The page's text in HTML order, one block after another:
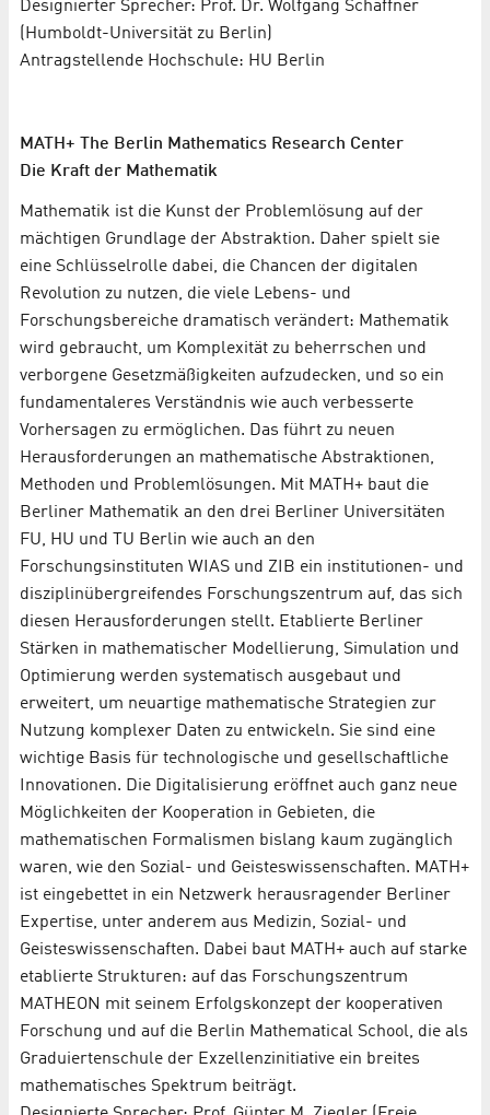
Designierter Sprecher: Prof. Dr. Wolfgang Schäffner
(Humboldt-Universität zu Berlin)
Antragstellende Hochschule: HU Berlin
MATH+ The Berlin Mathematics Research Center
Die Kraft der Mathematik
Mathematik ist die Kunst der Problemlösung auf der
mächtigen Grundlage der Abstraktion. Daher spielt sie
eine Schlüsselrolle dabei, die Chancen der digitalen
Revolution zu nutzen, die viele Lebens- und
Forschungsbereiche dramatisch verändert: Mathematik
wird gebraucht, um Komplexität zu beherrschen und
verborgene Gesetzmäßigkeiten aufzudecken, und so ein
fundamentaleres Verständnis wie auch verbesserte
Vorhersagen zu ermöglichen. Das führt zu neuen
Herausforderungen an mathematische Abstraktionen,
Methoden und Problemlösungen. Mit MATH+ baut die
Berliner Mathematik an den drei Berliner Universitäten
FU, HU und TU Berlin wie auch an den
Forschungsinstituten WIAS und ZIB ein institutionen- und
disziplinübergreifendes Forschungszentrum auf, das sich
diesen Herausforderungen stellt. Etablierte Berliner
Stärken in mathematischer Modellierung, Simulation und
Optimierung werden systematisch ausgebaut und
erweitert, um neuartige mathematische Strategien zur
Nutzung komplexer Daten zu entwickeln. Sie sind eine
wichtige Basis für technologische und gesellschaftliche
Innovationen. Die Digitalisierung eröffnet auch ganz neue
Möglichkeiten der Kooperation in Gebieten, die
mathematischen Formalismen bislang kaum zugänglich
waren, wie den Sozial- und Geisteswissenschaften. MATH+
ist eingebettet in ein Netzwerk herausragender Berliner
Expertise, unter anderem aus Medizin, Sozial- und
Geisteswissenschaften. Dabei baut MATH+ auch auf starke
etablierte Strukturen: auf das Forschungszentrum
MATHEON mit seinem Erfolgskonzept der kooperativen
Forschung und auf die Berlin Mathematical School, die als
Graduiertenschule der Exzellenzinitiative ein breites
mathematisches Spektrum beiträgt.